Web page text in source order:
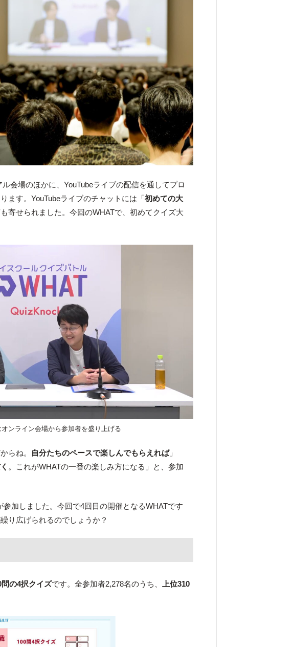
会場のほかに、YouTubeライブの配信を通してプロ
ます。YouTubeライブのチャットには「初めての大
寄せられました。今回のWHATで、初めてクイズ大
ンライン会場から参加者を盛り上げる
らね。 自分たちのペースで楽しんでもらえれば」
。これがWHATの一番の楽しみ方になる」と、参加
参加しました。今回で4回目の開催となるWHATです
り広げられるのでしょうか？
問の4択クイズです。全参加者2,278名のうち、 上位310